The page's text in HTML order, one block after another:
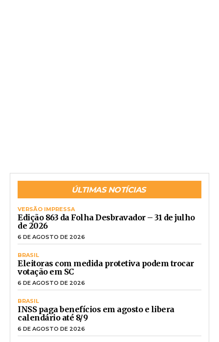
ÚLTIMAS NOTÍCIAS
VERSÃO IMPRESSA
Edição 863 da Folha Desbravador – 31 de julho
de 2026
6 DE AGOSTO DE 2026
BRASIL
Eleitoras com medida protetiva podem trocar
votação em SC
6 DE AGOSTO DE 2026
BRASIL
INSS paga benefícios em agosto e libera
calendário até 8/9
6 DE AGOSTO DE 2026